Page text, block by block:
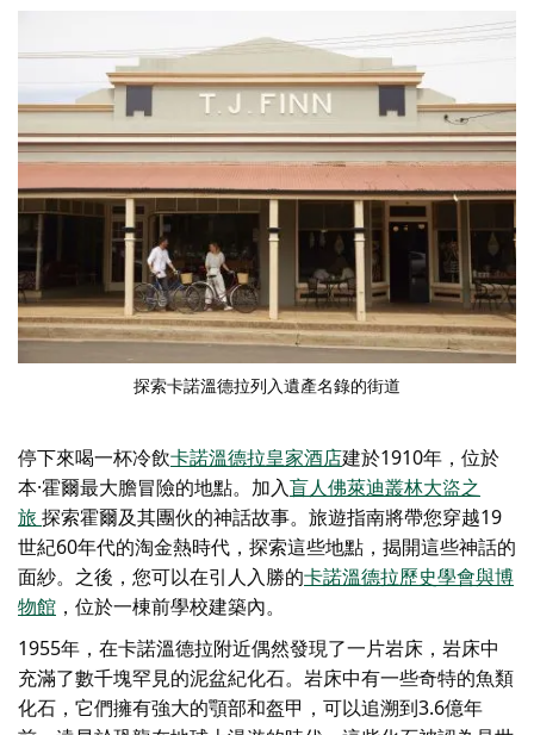
探索卡諾溫德拉列入遺產名錄的街道
停下來喝一杯冷飲卡諾溫德拉皇家酒店建於1910年，位於
本·霍爾最大膽冒險的地點。加入盲人佛萊迪叢林大盜之
旅 探索霍爾及其團伙的神話故事。旅遊指南將帶您穿越19
世紀60年代的淘金熱時代，探索這些地點，揭開這些神話的
面紗。之後，您可以在引人入勝的卡諾溫德拉歷史學會與博
物館 ，位於一棟前學校建築內。
1955年，在卡諾溫德拉附近偶然發現了一片岩床，岩床中
充滿了數千塊罕見的泥盆紀化石。岩床中有一些奇特的魚類
化石，它們擁有強大的顎部和盔甲，可以追溯到3.6億年